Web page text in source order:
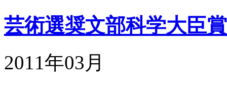
芸術選奨文部科学大臣
2011年03月